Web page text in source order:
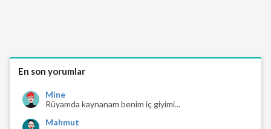
En son yorumlar
Mine
Rüyamda kaynanam benim iç giyimi...
Mahmut